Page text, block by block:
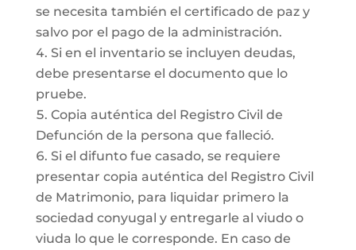
se necesita también el certificado de paz y
salvo por el pago de la administración.
Si en el inventario se incluyen deudas,
debe presentarse el documento que lo
pruebe.
Copia auténtica del Registro Civil de
Defunción de la persona que falleció.
Si el difunto fue casado, se requiere
presentar copia auténtica del Registro Civil
de Matrimonio, para liquidar primero la
sociedad conyugal y entregarle al viudo o
viuda lo que le corresponde. En caso de